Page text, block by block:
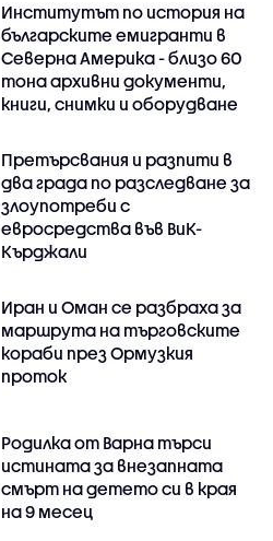
Институтът по история на
българските емигранти в
Северна Америка - близо 60
тона архивни документи,
книги, снимки и оборудване
Претърсвания и разпити в
два града по разследване за
злоупотреби с
евросредства във ВиК-
Кърджали
Иран и Оман се разбраха за
маршрута на търговските
кораби през Ормузкия
проток
Родилка от Варна търси
истината за внезапната
смърт на детето си в края
на 9 месец